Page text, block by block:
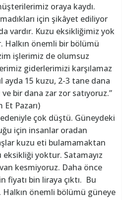
oraya kaydı.
için şikâyet ediliyor
vardır. Kuzu eksikliğimiz yok
Halkın önemli bir bölümü
işlerimiz de olumsuz
giderlerimizi karşılamaz
ayda 15 kuzu, 2-3 tane dana
bir dana zar zor satıyoruz.”
Pazarı)
çok düştü. Güneydeki
için insanlar oradan
kuzu eti bulamamaktan
yoktur. Satamayız
kesmiyoruz. Daha önce
fiyatı bin liraya çıktı. Bu
önemli bölümü güneye